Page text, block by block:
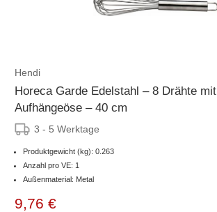
Hendi
Horeca Garde Edelstahl – 8 Drähte mit
Aufhängeöse – 40 cm
3 - 5 Werktage
Produktgewicht (kg): 0.263
Anzahl pro VE: 1
Außenmaterial: Metal
9,76 €